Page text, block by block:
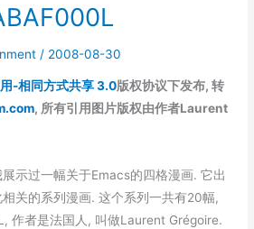
/ 2008-08-30
-相同方式共享 3.0版权协议下发布, 转
, 所有引用图片版权由作者Laurent
示过一幅关于Emacs的四格漫画. 它出
关的系列漫画. 这个系列一共有20幅,
作者是法国人, 叫做Laurent Grégoire.